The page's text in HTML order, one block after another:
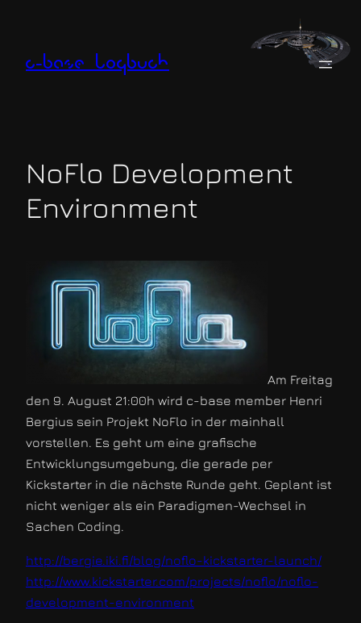
springen
c-base logbuch
NoFlo Development
Environment
Am Freitag
den 9. August 21:00h wird c-base member Henri
Bergius sein Projekt NoFlo in der mainhall
vorstellen. Es geht um eine grafische
Entwicklungsumgebung, die gerade per
Kickstarter in die nächste Runde geht. Geplant ist
nicht weniger als ein Paradigmen-Wechsel in
Sachen Coding.
http://bergie.iki.fi/blog/noflo-kickstarter-launch/
http://www.kickstarter.com/projects/noflo/noflo-
development-environment